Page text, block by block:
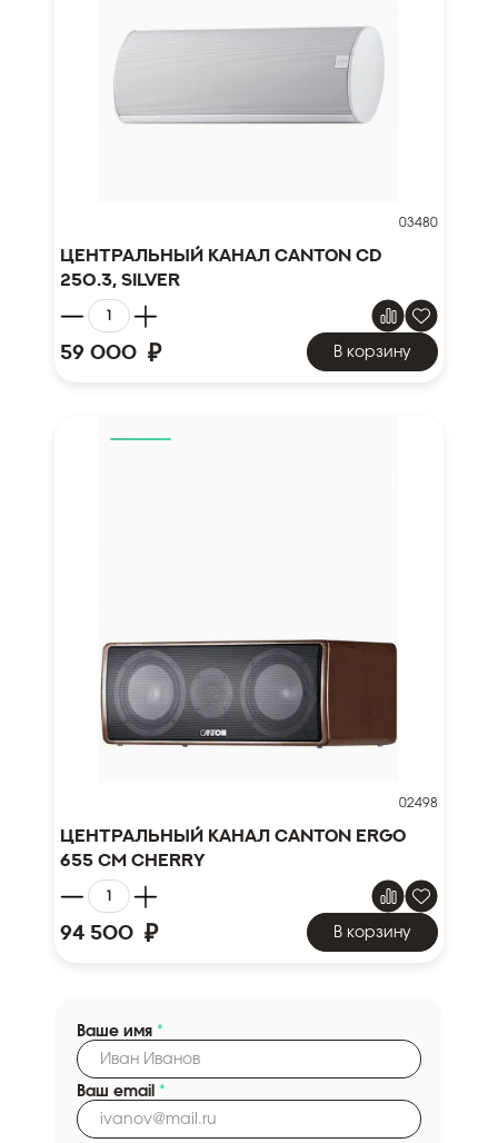
03480
Центральный канал Canton CD
250.3, silver
59 000 ₽ В корзину
02498
Центральный канал Canton Ergo
655 CM cherry
94 500 ₽ В корзину
Ваше имя *
Ваш email *